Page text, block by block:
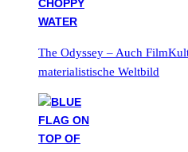
The Odyssey – Auch
materialistische Weltbild